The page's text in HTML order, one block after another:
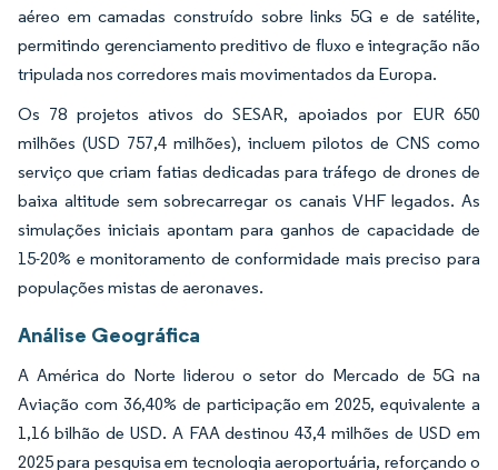
aéreo em camadas construído sobre links 5G e de satélite,
permitindo gerenciamento preditivo de fluxo e integração não
tripulada nos corredores mais movimentados da Europa.
Os 78 projetos ativos do SESAR, apoiados por EUR 650
milhões (USD 757,4 milhões), incluem pilotos de CNS como
serviço que criam fatias dedicadas para tráfego de drones de
baixa altitude sem sobrecarregar os canais VHF legados. As
simulações iniciais apontam para ganhos de capacidade de
15-20% e monitoramento de conformidade mais preciso para
populações mistas de aeronaves.
Análise Geográfica
A América do Norte liderou o setor do Mercado de 5G na
Aviação com 36,40% de participação em 2025, equivalente a
1,16 bilhão de USD. A FAA destinou 43,4 milhões de USD em
2025 para pesquisa em tecnologia aeroportuária, reforçando o